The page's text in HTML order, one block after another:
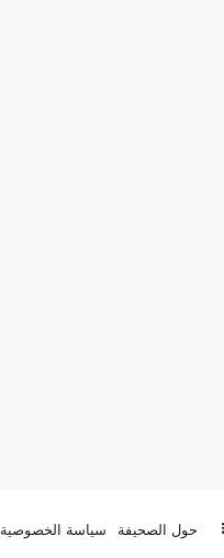
حول الصحيفة سياسة الخصوصية
ملخص